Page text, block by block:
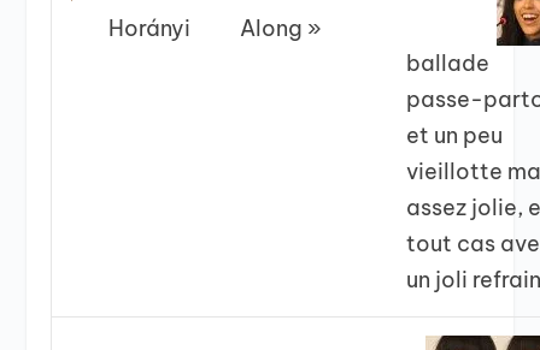
Horányi
Along »
ballade
passe-
et un peu
vieillotte
assez jolie,
tout cas
un joli